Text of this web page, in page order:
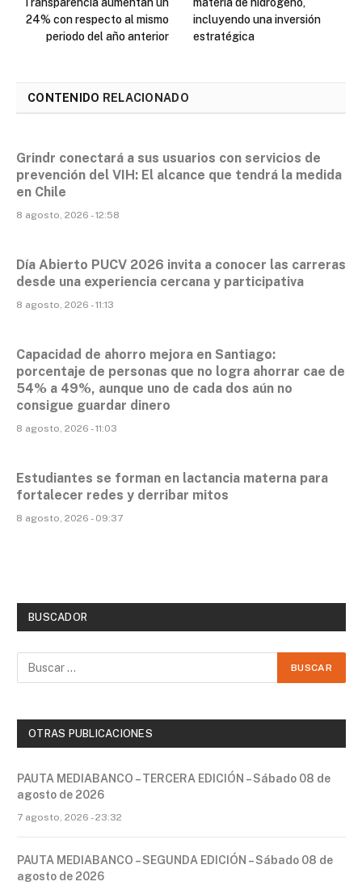
Transparencia aumentan un
24% con respecto al mismo
periodo del año anterior
materia de hidrógeno,
incluyendo una inversión
estratégica
CONTENIDO RELACIONADO
Grindr conectará a sus usuarios con servicios de
prevención del VIH: El alcance que tendrá la medida
en Chile
8 agosto, 2026 - 12:58
Día Abierto PUCV 2026 invita a conocer las carreras
desde una experiencia cercana y participativa
8 agosto, 2026 - 11:13
Capacidad de ahorro mejora en Santiago:
porcentaje de personas que no logra ahorrar cae de
54% a 49%, aunque uno de cada dos aún no
consigue guardar dinero
8 agosto, 2026 - 11:03
Estudiantes se forman en lactancia materna para
fortalecer redes y derribar mitos
8 agosto, 2026 - 09:37
BUSCADOR
OTRAS PUBLICACIONES
PAUTA MEDIABANCO – TERCERA EDICIÓN – Sábado 08 de
agosto de 2026
7 agosto, 2026 - 23:32
PAUTA MEDIABANCO – SEGUNDA EDICIÓN – Sábado 08 de
agosto de 2026